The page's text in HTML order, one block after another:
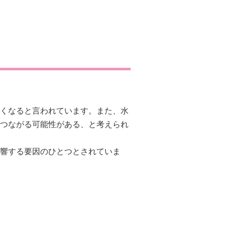
なると言われています。また、水
ながる可能性がある、と考えられ
する要因のひとつとされていま